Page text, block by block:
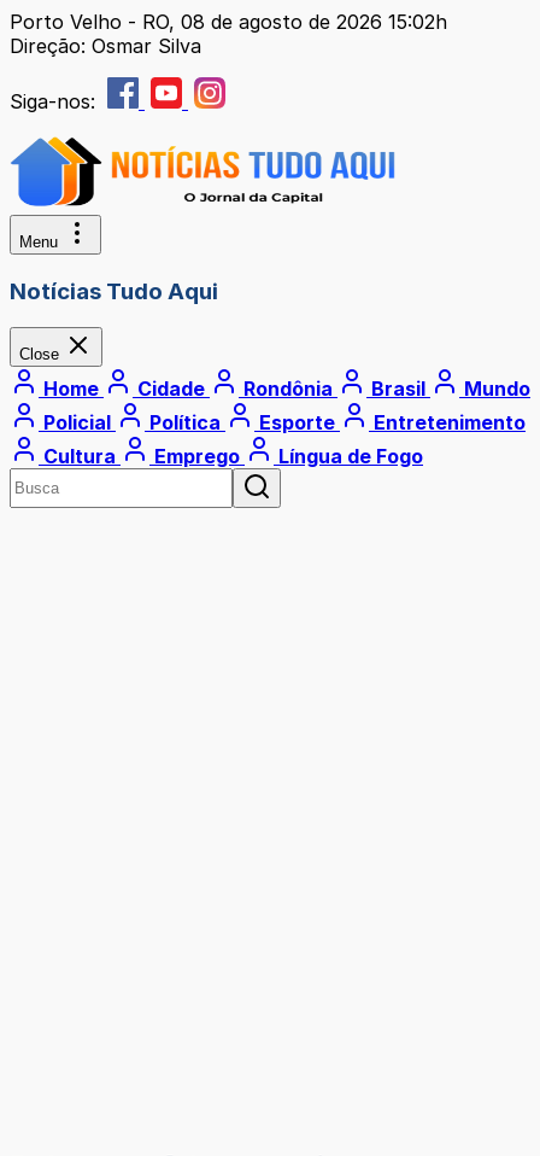
Porto Velho - RO, 08 de agosto de 2026 15:02h
Direção: Osmar Silva
Siga-nos:
Menu
Notícias Tudo Aqui
Close
Home Cidade Rondônia Brasil
Mundo
Policial
Política Esporte
Entretenimento
Cultura
Emprego Língua de Fogo